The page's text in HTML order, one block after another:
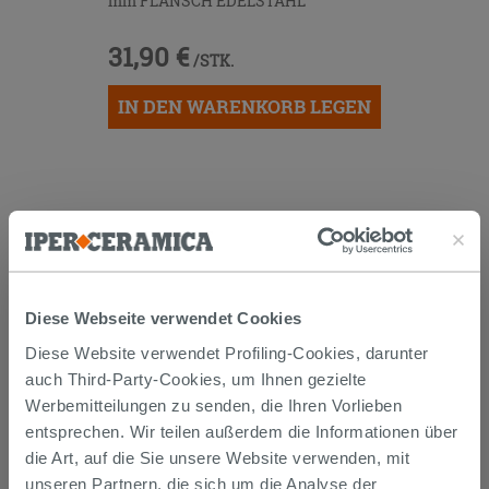
Diese Webseite verwendet Cookies
Diese Website verwendet Profiling-Cookies, darunter
auch Third-Party-Cookies, um Ihnen gezielte
Werbemitteilungen zu senden, die Ihren Vorlieben
entsprechen. Wir teilen außerdem die Informationen über
die Art, auf die Sie unsere Website verwenden, mit
unseren Partnern, die sich um die Analyse der
31,90 € /STK.
IN DEN WARENKORB LEGEN
Versand
Die Waren werden normalerweise innerhalb von 15
Werktagen ab der Auftragsbestätigung zum Versand
gebracht.
Musterstücke werden normalerweise innerhalb von